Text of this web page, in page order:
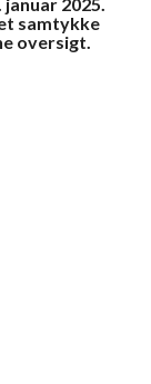
samtykke
oversigt.